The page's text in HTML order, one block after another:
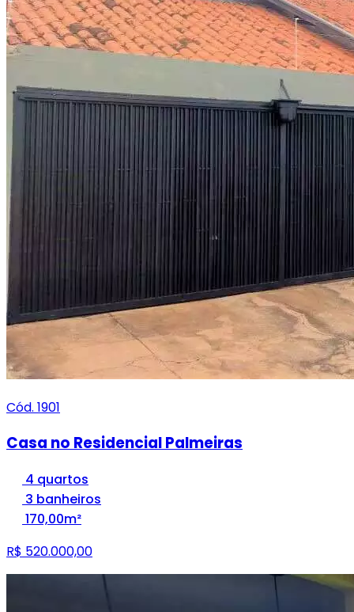
Cód. 1901
Casa no Residencial Palmeiras
4 quartos
3 banheiros
170,00m²
R$ 520.000,00